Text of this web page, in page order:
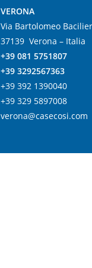
VERONA
Via Bartolomeo
37139 Verona – Italia
+39 081 5751807
+39 3292567363
+39 392 1390040
+39 329 5897008
verona@casecosi.com